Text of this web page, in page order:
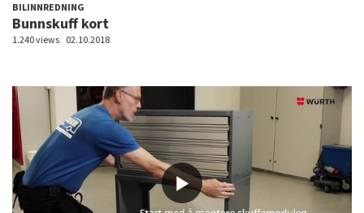
BILINNREDNING
Bunnskuff kort
1.240 views 02.10.2018